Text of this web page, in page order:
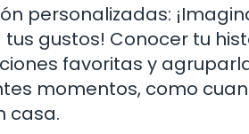
personalizadas:
gustos! Conocer tu
favoritas y
momentos, como
casa.